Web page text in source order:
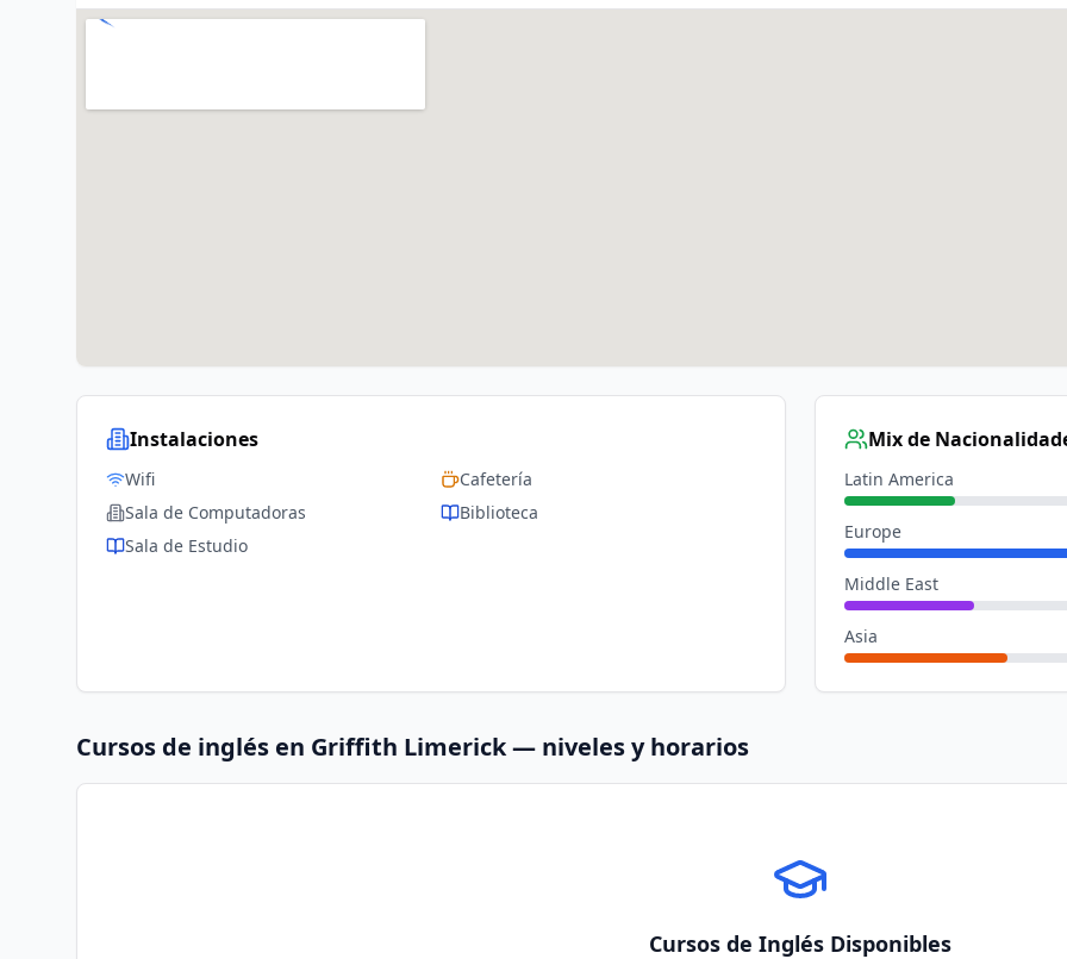
Instalaciones
Wifi
Cafetería
Sala de Computadoras
Biblioteca
Sala de Estudio
Mix de
Latin America
Europe
Middle East
Asia
Cursos de inglés en Griffith Limerick— niveles y horarios
Cursos de Inglés Disponibles